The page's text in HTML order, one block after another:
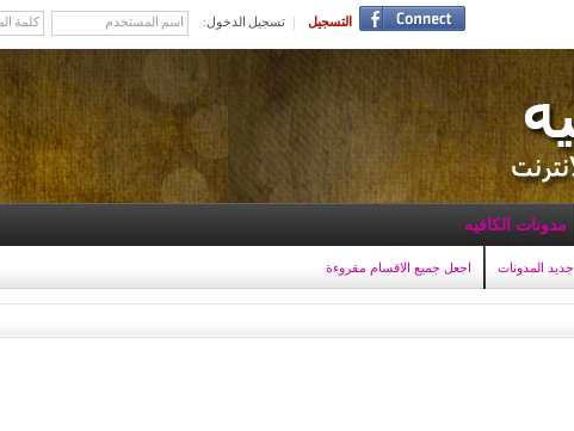
التسجيل تسجيل الدخول:
جديد المدونات اجعل جميع الاقسام مقروءة
مدونات الكافيه